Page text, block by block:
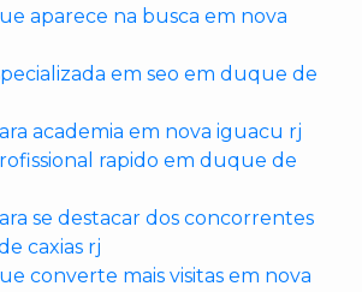
aparece na busca em nova
em seo em duque de
academia em nova iguacu rj
rapido em duque de
se destacar dos concorrentes
caxias rj
converte mais visitas em nova